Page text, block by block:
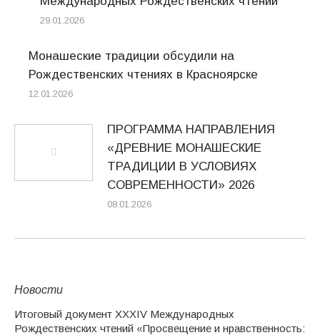
29.01.2026
Монашеские традиции обсудили на
Рождественских чтениях в Красноярске
12.01.2026
ПРОГРАММА НАПРАВЛЕНИЯ
«ДРЕВНИЕ МОНАШЕСКИЕ
ТРАДИЦИИ В УСЛОВИЯХ
СОВРЕМЕННОСТИ» 2026
08.01.2026
Новости
Итоговый документ XXХIV Международных
Рождественских чтений «Просвещение и нравственность: